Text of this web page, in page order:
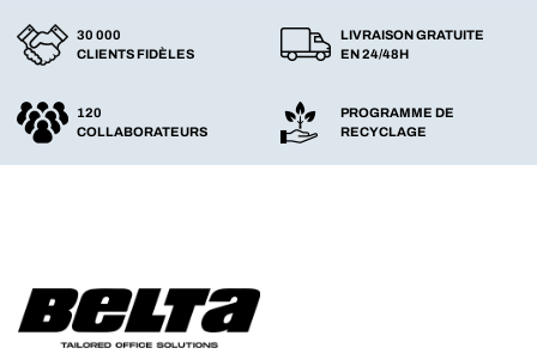
30 000
CLIENTS FIDÈLES
LIVRAISON GRATUITE
EN 24/48H
120
COLLABORATEURS
PROGRAMME DE
RECYCLAGE